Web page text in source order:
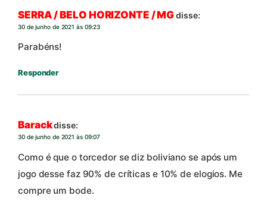
SERRA / BELO HORIZONTE / MGdisse:
30 de junho de 2021 às 09:23
Parabéns!
Responder
Barackdisse:
30 de junho de 2021 às 09:07
Como é que o torcedor se diz boliviano se após um
jogo desse faz 90% de críticas e 10% de elogios. Me
compre um bode.